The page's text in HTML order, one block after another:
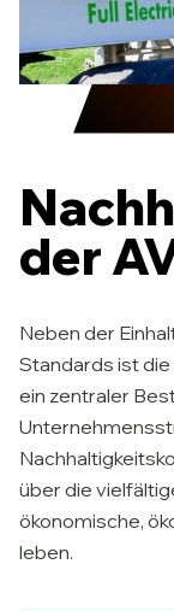
der
Neben der
Standards ist
ein zentraler
über die
ökonomische,
leben.